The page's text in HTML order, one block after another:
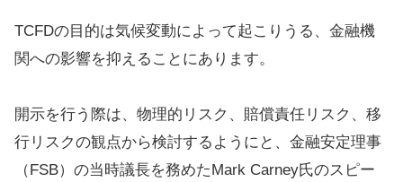
TCFDの目的は気候変動によって起こりうる、金融機
関への影響を抑えることにあります。
開示を行う際は、物理的リスク、賠償責任リスク、移
行リスクの観点から検討するようにと、金融安定理事
（FSB）の当時議長を務めたMark Carney氏のスピー